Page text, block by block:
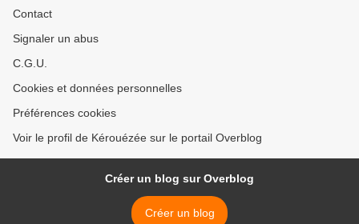
Contact
Signaler un abus
C.G.U.
Cookies et données personnelles
Préférences cookies
Voir le profil de Kérouézée sur le portail Overblog
Créer un blog sur Overblog
Créer un blog